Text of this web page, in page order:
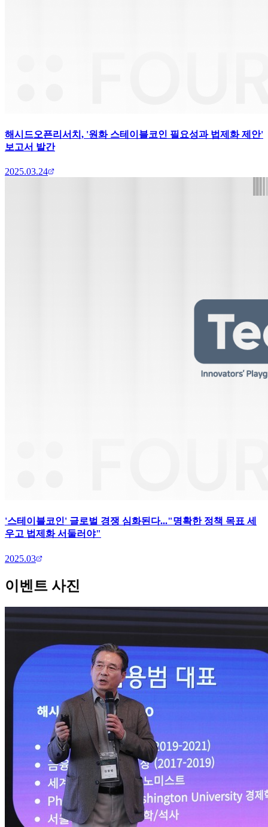
해시드오픈리서치, '원화 스테이블코인 필요성과 법제화 제안'
보고서 발간
2025.03.24
'스테이블코인' 글로벌 경쟁 심화된다..."명확한 정책 목표 세
우고 법제화 서둘러야"
2025.03
이벤트 사진